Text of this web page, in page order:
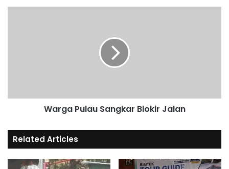
Warga Pulau Sangkar Blokir Jalan
Related Articles